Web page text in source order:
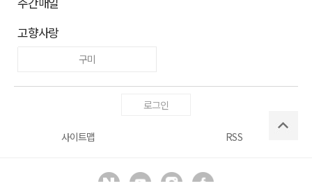
고향사랑
구미
로그인
사이트맵 RSS